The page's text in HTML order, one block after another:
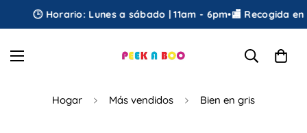
🕒 Horario: Lunes a sábado | 11am - 6pm•🏬 Recogida en
Hogar Más vendidos Bien en gris